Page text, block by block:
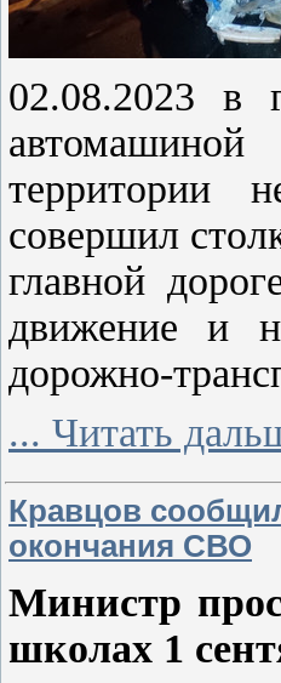
02.08.2023 в
территории
совершил
главной
движение и
дорожно-
... Читать
Кравцов
окончания СВО
Министр
школах 1